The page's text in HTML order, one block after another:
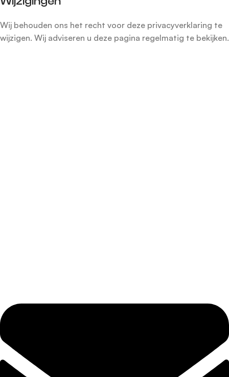
Wij behouden ons het recht voor deze privacyverklaring te
wijzigen. Wij adviseren u deze pagina regelmatig te bekijken.